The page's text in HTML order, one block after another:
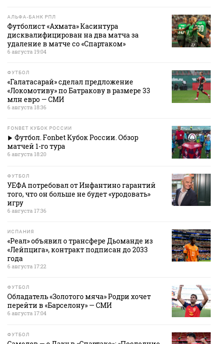
АЛЬФА-БАНК РПЛ
Футболист «Ахмата» Касинтура
дисквалифицирован на два матча за
удаление в матче со «Спартаком»
6 августа 19:04
ФУТБОЛ
«Галатасарай» сделал предложение
«Локомотиву» по Батракову в размере 33
млн евро — СМИ
6 августа 18:36
FONBET КУБОК РОССИИ
Футбол. Fonbet Кубок России. Обзор
матчей 1-го тура
6 августа 18:20
ФУТБОЛ
УЕФА потребовал от Инфантино гарантий
того, что он больше не будет «уродовать»
игру
6 августа 17:36
ИСПАНИЯ
«Реал» объявил о трансфере Дьоманде из
«Лейпцига», контракт подписан до 2033
года
6 августа 17:22
ФУТБОЛ
Обладатель «Золотого мяча» Родри хочет
перейти в «Барселону» — СМИ
6 августа 17:04
ФУТБОЛ